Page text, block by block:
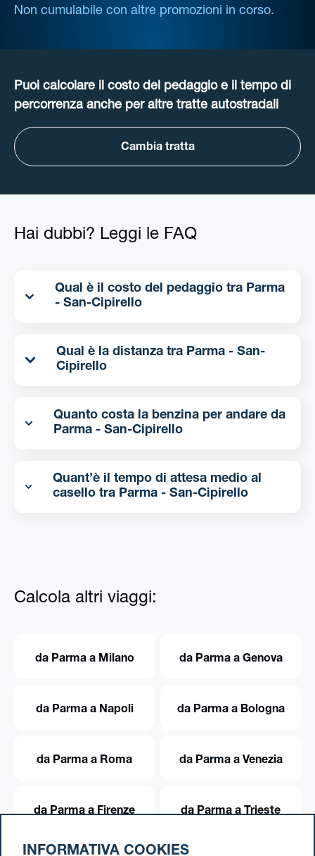
Non cumulabile con altre promozioni in corso.
Puoi calcolare il costo del pedaggio e il tempo di
percorrenza anche per altre tratte autostradali
Cambia tratta
Hai dubbi? Leggi le FAQ
Qual è il costo del pedaggio tra Parma
- San-Cipirello
Qual è la distanza tra Parma - San-
Cipirello
Quanto costa la benzina per andare da
Parma - San-Cipirello
Quant’è il tempo di attesa medio al
casello tra Parma - San-Cipirello
Calcola altri viaggi:
da Parma a Milano da Parma a Genova
da Parma a Napoli da Parma a Bologna
da Parma a Roma da Parma a Venezia
da Parma a Firenze da Parma a Trieste
INFORMATIVA COOKIES